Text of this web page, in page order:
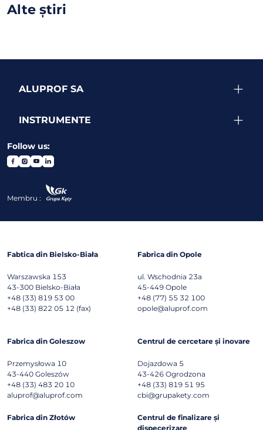
Alte știri
ALUPROF SA
INSTRUMENTE
Follow us:
Membru :
Fabtica din Bielsko-Biała
Warszawska 153
43-300 Bielsko-Biała
+48 (33) 819 53 00
+48 (33) 822 05 12 (fax)
Fabrica din Opole
ul. Wschodnia 23a
45-449 Opole
+48 (77) 55 32 100
opole@aluprof.com
Fabrica din Goleszow
Przemysłowa 10
43-440 Goleszów
+48 (33) 483 20 10
aluprof@aluprof.com
Centrul de cercetare și inovare
Dojazdowa 5
43-426 Ogrodzona
+48 (33) 819 51 95
cbi@grupakety.com
Fabrica din Złotów
Centrul de finalizare și
dispecerizare